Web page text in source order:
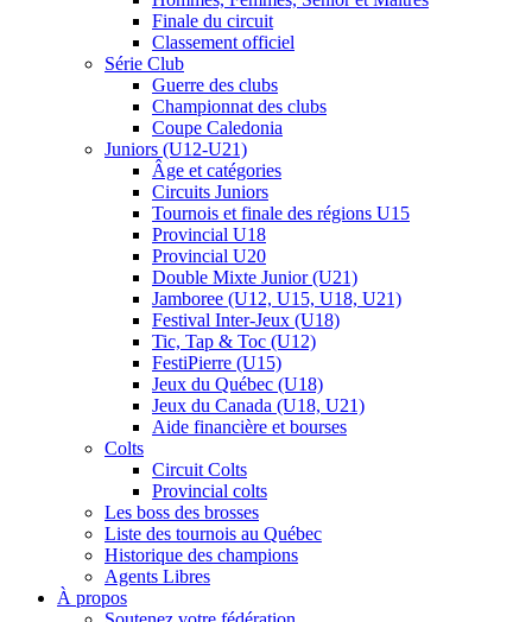
Finale du circuit
Classement officiel
Série Club
Guerre des clubs
Championnat des clubs
Coupe Caledonia
Juniors (U12-U21)
Âge et catégories
Circuits Juniors
Tournois et finale des régions U15
Provincial U18
Provincial U20
Double Mixte Junior (U21)
Jamboree (U12, U15, U18, U21)
Festival Inter-Jeux (U18)
Tic, Tap & Toc (U12)
FestiPierre (U15)
Jeux du Québec (U18)
Jeux du Canada (U18, U21)
Aide financière et bourses
Colts
Circuit Colts
Provincial colts
Les boss des brosses
Liste des tournois au Québec
Historique des champions
Agents Libres
À propos